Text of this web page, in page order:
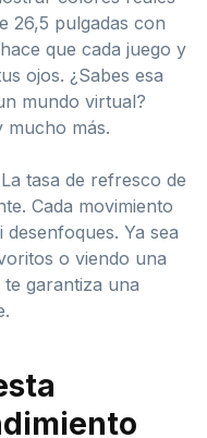
26,5 pulgadas con
que cada juego y
ojos. ¿Sabes esa
mundo virtual?
mucho más.
tasa de refresco de
Cada movimiento
Ya sea
o viendo una
garantiza una